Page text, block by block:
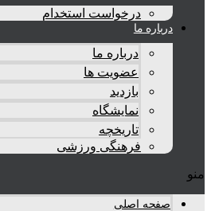
درخواست استخدام
درباره ما
درباره ما
عضویت ها
بازدید
نمایشگاه
تاريخچه
فرهنگی ورزشی
منو
صفحه اصلی